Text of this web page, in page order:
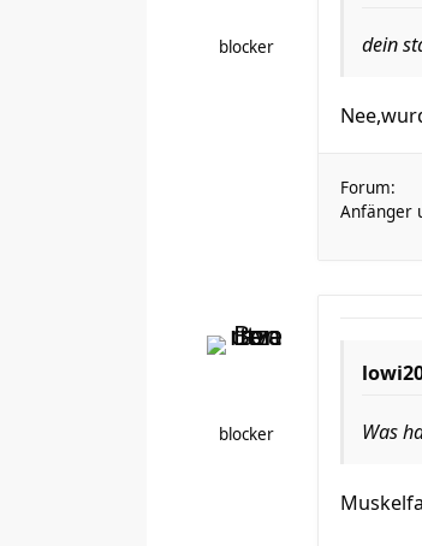
blocker dein
Forum:
Anfänger
blocker Was